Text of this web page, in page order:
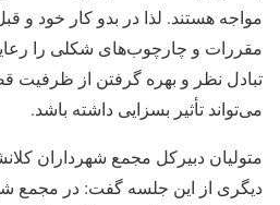
مواجه هستند. لذا در بدو کار خود و
مقررات و چارچوب‌های شکلی را
تبادل نظر و بهره‌ گرفتن از ظرفیت
می‌تواند تأثیر بسزایی داشته باشد.
متولیان دبیرکل مجمع شهرداران
دیگری از این جلسه گفت:‌ در مجمع